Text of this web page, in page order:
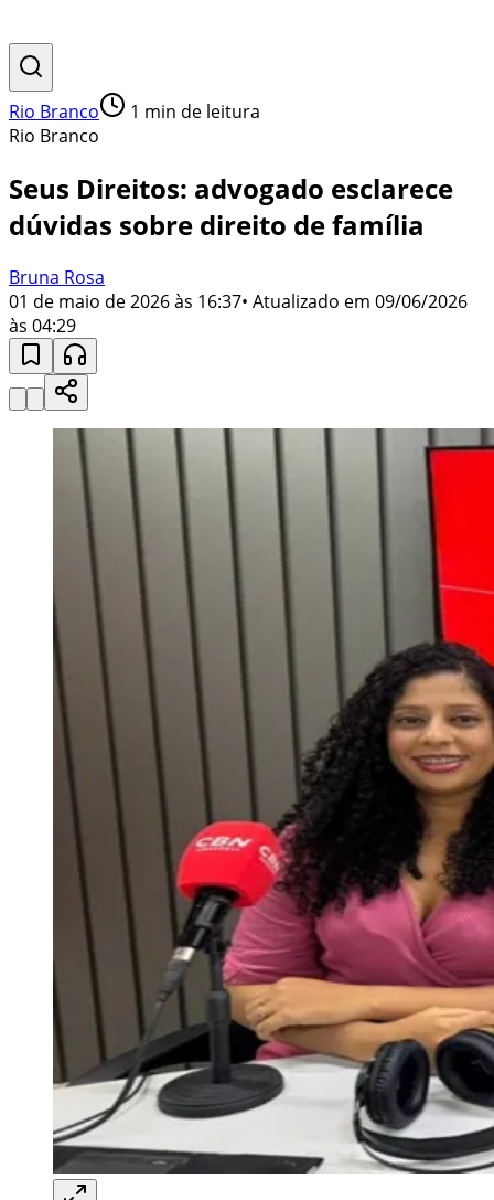
Rio Branco 1 min de leitura
Rio Branco
Seus Direitos: advogado esclarece
dúvidas sobre direito de família
Bruna Rosa
01 de maio de 2026 às 16:37• Atualizado em 09/06/2026
às 04:29